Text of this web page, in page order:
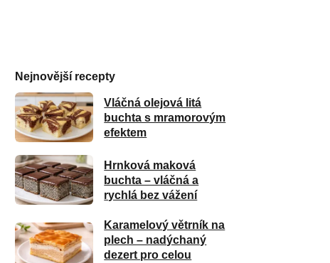
Nejnovější recepty
Vláčná olejová litá
buchta s mramorovým
efektem
Hrnková maková
buchta – vláčná a
rychlá bez vážení
Karamelový větrník na
plech – nadýchaný
dezert pro celou